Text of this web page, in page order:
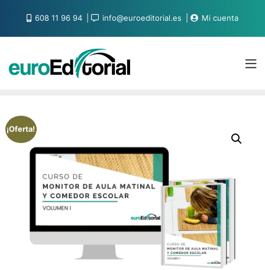
608 11 96 94 info@euroeditorial.es Mi cuenta
¡Oferta!